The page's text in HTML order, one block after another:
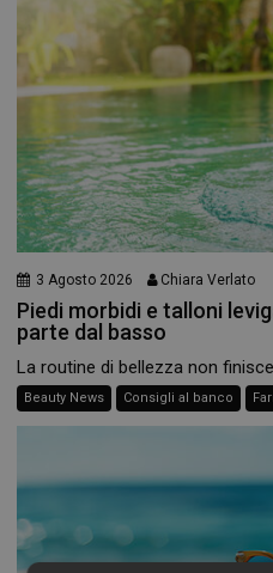
3 Agosto 2026 Chiara Verlato
Piedi morbidi e talloni
parte dal basso
La routine di bellezza non
Beauty News Consigli al banco